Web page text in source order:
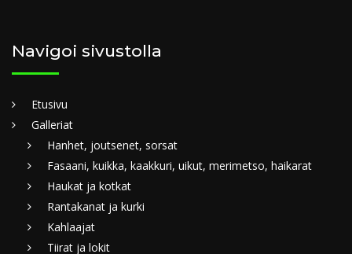
Navigoi sivustolla
Etusivu
Galleriat
Hanhet, joutsenet, sorsat
Fasaani, kuikka, kaakkuri, uikut, merimetso, haikarat
Haukat ja kotkat
Rantakanat ja kurki
Kahlaajat
Tiirat ja lokit